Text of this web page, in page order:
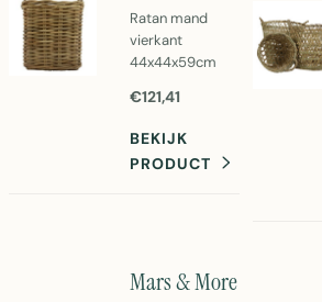
Ratan mand
vierkant
44x44x59cm
More. Natuurlijke
bruin voor
stijlvolle
€121,41
BEKIJK
PRODUCT
Mars & More